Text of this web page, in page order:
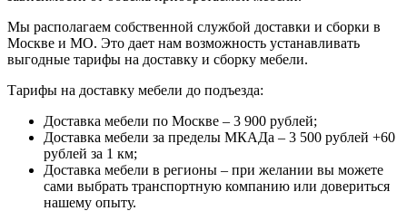
Мы располагаем собственной службой доставки и сборки в
Москве и МО. Это дает нам возможность устанавливать
выгодные тарифы на доставку и сборку мебели.
Тарифы на доставку мебели до подъезда:
Доставка мебели по Москве – 3 900 рублей;
Доставка мебели за пределы МКАДа – 3 500 рублей +60
рублей за 1 км;
Доставка мебели в регионы – при желании вы можете
сами выбрать транспортную компанию или довериться
нашему опыту.